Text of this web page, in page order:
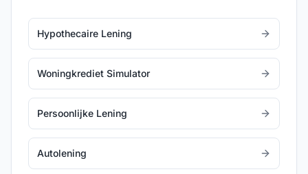
Hypothecaire Lening
Woningkrediet Simulator
Persoonlijke Lening
Autolening